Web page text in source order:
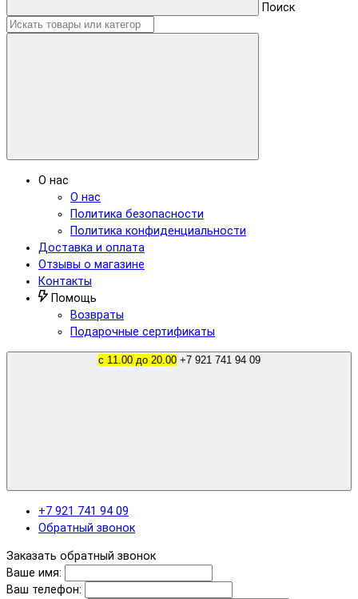
Поиск
О нас
О нас
Политика безопасности
Политика конфиденциальности
Доставка и оплата
Отзывы о магазине
Контакты
Помощь
Возвраты
Подарочные сертификаты
с 11.00 до 20.00 +7 921 741 94 09
+7 921 741 94 09
Обратный звонок
Заказать обратный звонок
Ваше имя:
Ваш телефон: